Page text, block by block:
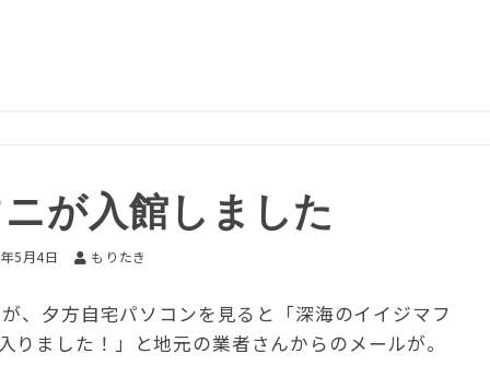
が入館しました
5月4日 もりたき
、夕方自宅パソコンを見ると「深海のイイジマフ
ました！」と地元の業者さんからのメールが。